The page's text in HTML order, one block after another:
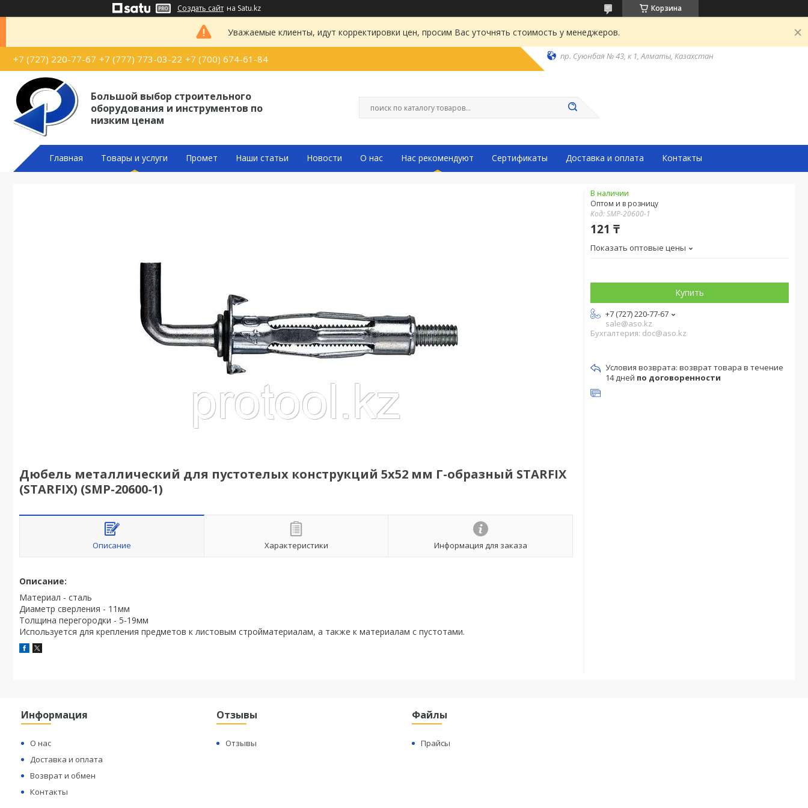
Создать сайт на Satu.kz Корзина
Уважаемые клиенты, идут корректировки цен, просим Вас уточнять стоимость у менеджеров.
+7 (727) 220-77-67 +7 (777) 773-03-22 +7 (700) 674-61-84 пр. Суюнбая № 43, к 1, Алматы, Казахстан
Большой выбор строительного
оборудования и инструментов по
низким ценам
Главная Товары и услуги Промет Наши статьи Новости О нас Нас рекомендуют Сертификаты Доставка и оплата Контакты
Дюбель металлический для пустотелых конструкций 5х52 мм Г-образный STARFIX
(STARFIX) (SMP-20600-1)
Описание Характеристики Информация для заказа
Описание:
Материал - сталь
Диаметр сверления - 11мм
Толщина перегородки - 5-19мм
Используется для крепления предметов к листовым стройматериалам, а также к материалам с пустотами.
В наличии
Оптом и в розницу
Код:SMP-20600-1
121 ₸
Показать оптовые цены
Купить
+7 (727) 220-77-67
sale@aso.kz
Бухгалтерия: doc@aso.kz
возврат товара в течение
14 дней по договоренности
Информация
О нас
Доставка и оплата
Возврат и обмен
Контакты
Отзывы
Отзывы
Файлы
Прайсы